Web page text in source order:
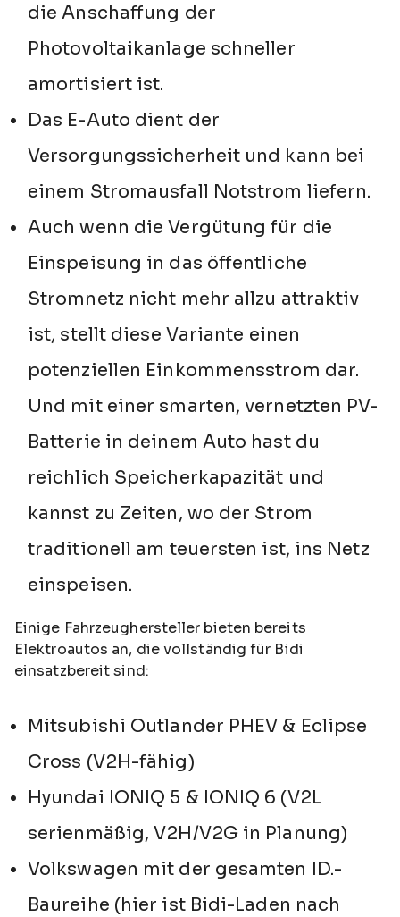
die Anschaffung der
Photovoltaikanlage schneller
amortisiert ist.
Das E-Auto dient der
Versorgungssicherheit und kann bei
einem Stromausfall Notstrom liefern.
Auch wenn die Vergütung für die
Einspeisung in das öffentliche
Stromnetz nicht mehr allzu attraktiv
ist, stellt diese Variante einen
potenziellen Einkommensstrom dar.
Und mit einer smarten, vernetzten PV-
Batterie in deinem Auto hast du
reichlich Speicherkapazität und
kannst zu Zeiten, wo der Strom
traditionell am teuersten ist, ins Netz
einspeisen.
Einige Fahrzeughersteller bieten bereits
Elektroautos an, die vollständig für Bidi
einsatzbereit sind:
Mitsubishi Outlander PHEV & Eclipse
Cross (V2H-fähig)
Hyundai IONIQ 5 & IONIQ 6 (V2L
serienmäßig, V2H/V2G in Planung)
Volkswagen mit der gesamten ID.-
Baureihe (hier ist Bidi-Laden nach